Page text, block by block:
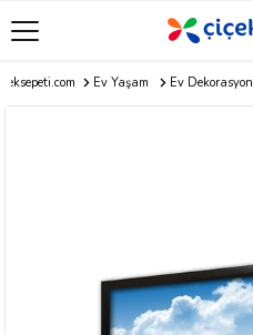
Ev Yaşam Ev Dekorasyon